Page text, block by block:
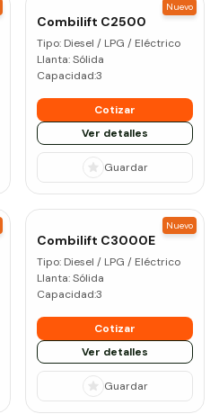
Combilift C2500
Tipo: Diesel / LPG / Eléctrico
Llanta:Sólida
Capacidad:3
Cotizar
Ver detalles
Guardar
Nuevo
Combilift C3000E
Tipo: Diesel / LPG / Eléctrico
Llanta:Sólida
Capacidad:3
Cotizar
Ver detalles
Guardar
Nuevo